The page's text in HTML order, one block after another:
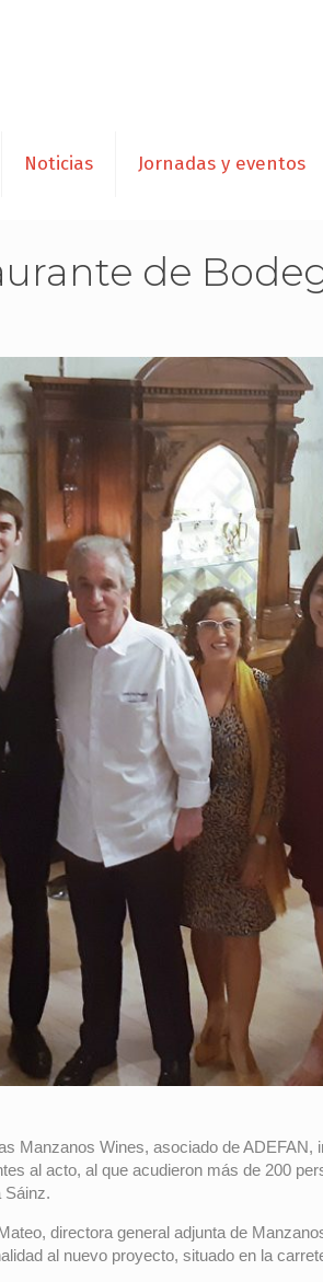
Noticias Jornadas y eventos
de
Manzanos Wines, asociado de ADEFAN,
al acto, al que acudieron más de 200
Sáinz.
directora general adjunta de
al nuevo proyecto, situado en la